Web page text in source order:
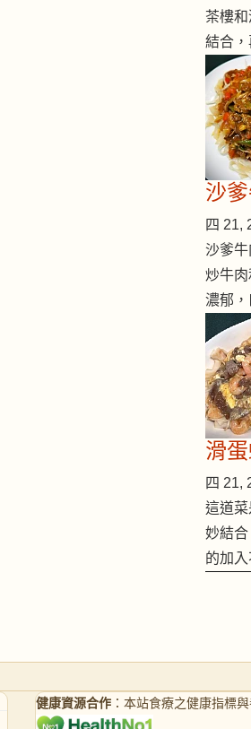
茶樓
結合
沙
四 21,
沙爹
炒牛
濃郁
滑
四 21,
這道
妙結
的加
健康資源合作 ：本站食療之健康指標